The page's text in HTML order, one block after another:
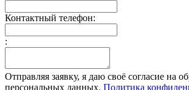
Контактный телефон:
:
Отправляя заявку, я даю своё согласие на
персональных данных. Политика